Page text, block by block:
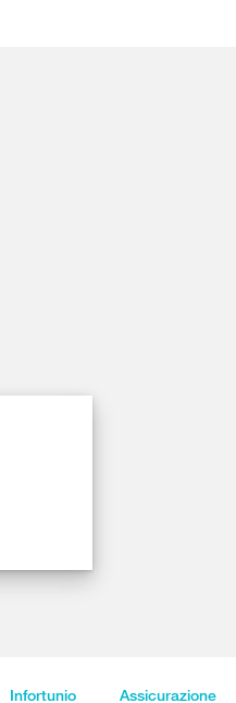
Infortunio Assicurazione